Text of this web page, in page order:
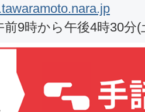
9時から午後4時30分